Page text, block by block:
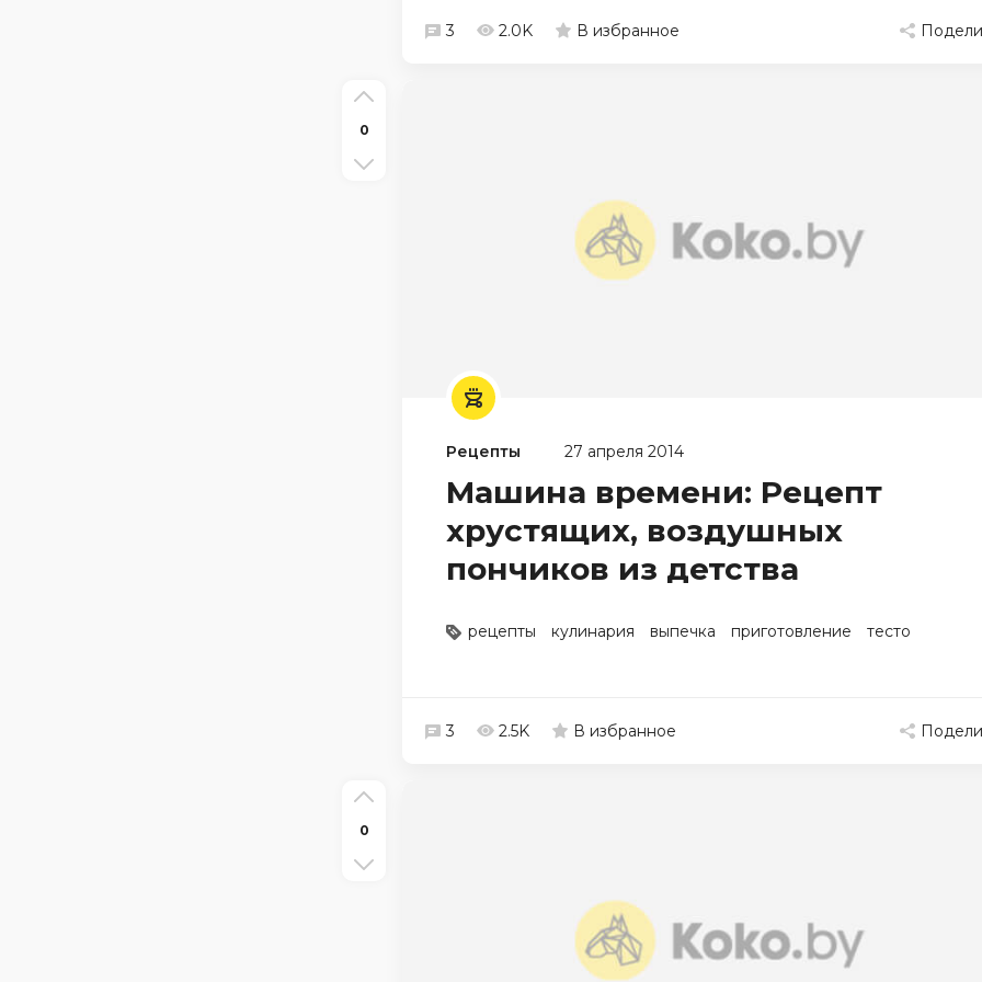
3 2.0K В избранное
0
Рецепты 27 апреля 2014
Машина времени: Рецепт
хрустящих, воздушных
пончиков из детства
рецепты кулинария выпечка приготовление тесто
3 2.5K В избранное
0